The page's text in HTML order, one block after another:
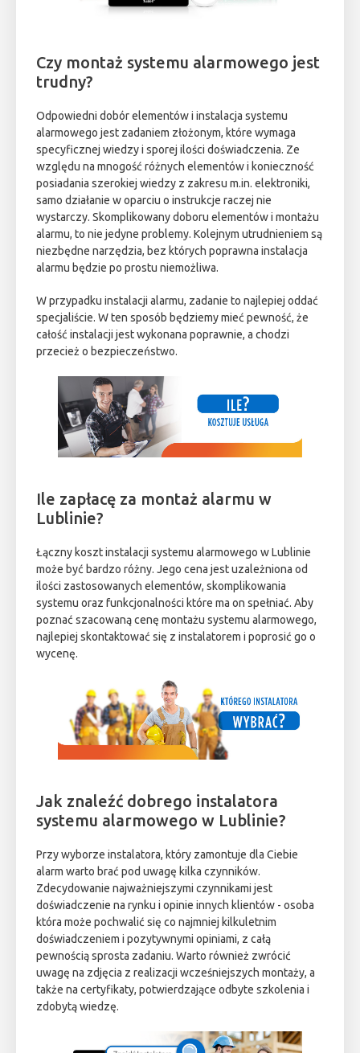
Czy montaż systemu alarmowego jest
trudny?
Odpowiedni dobór elementów i instalacja systemu
alarmowego jest zadaniem złożonym, które wymaga
specyficznej wiedzy i sporej ilości doświadczenia. Ze
względu na mnogość różnych elementów i konieczność
posiadania szerokiej wiedzy z zakresu m.in. elektroniki,
samo działanie w oparciu o instrukcje raczej nie
wystarczy. Skomplikowany doboru elementów i montażu
alarmu, to nie jedyne problemy. Kolejnym utrudnieniem są
niezbędne narzędzia, bez których poprawna instalacja
alarmu będzie po prostu niemożliwa.
W przypadku instalacji alarmu, zadanie to najlepiej oddać
specjaliście. W ten sposób będziemy mieć pewność, że
całość instalacji jest wykonana poprawnie, a chodzi
przecież o bezpieczeństwo.
Ile zapłacę za montaż alarmu w
Lublinie?
Łączny koszt instalacji systemu alarmowego w Lublinie
może być bardzo różny. Jego cena jest uzależniona od
ilości zastosowanych elementów, skomplikowania
systemu oraz funkcjonalności które ma on spełniać. Aby
poznać szacowaną cenę montażu systemu alarmowego,
najlepiej skontaktować się z instalatorem i poprosić go o
wycenę.
Jak znaleźć dobrego instalatora
systemu alarmowego w Lublinie?
Przy wyborze instalatora, który zamontuje dla Ciebie
alarm warto brać pod uwagę kilka czynników.
Zdecydowanie najważniejszymi czynnikami jest
doświadczenie na rynku i opinie innych klientów - osoba
która może pochwalić się co najmniej kilkuletnim
doświadczeniem i pozytywnymi opiniami, z całą
pewnością sprosta zadaniu. Warto również zwrócić
uwagę na zdjęcia z realizacji wcześniejszych montaży, a
także na certyfikaty, potwierdzające odbyte szkolenia i
zdobytą wiedzę.